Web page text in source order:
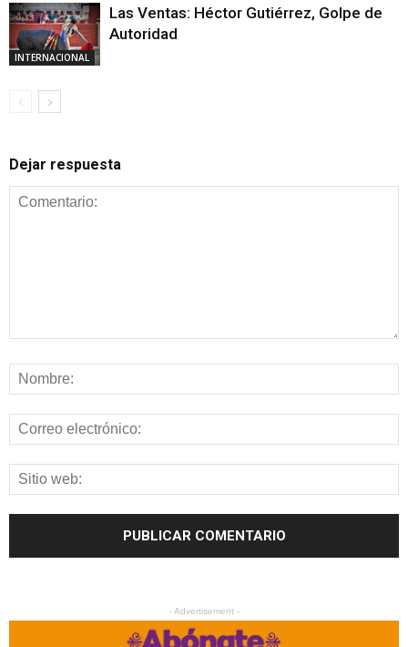
INTERNACIONAL
Las Ventas: Héctor Gutiérrez, Golpe de
Autoridad
Dejar respuesta
- Advertisement -